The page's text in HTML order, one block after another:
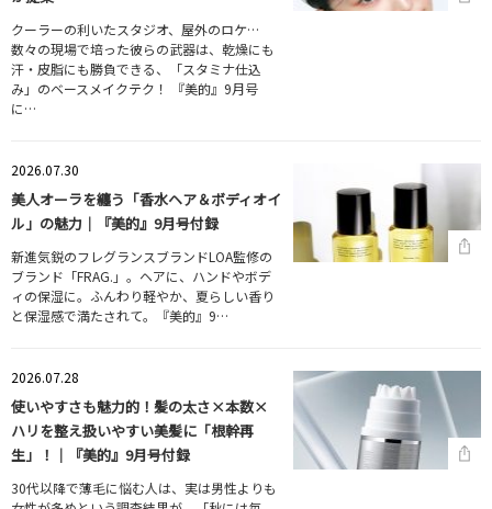
クーラーの利いたスタジオ、屋外のロケ…
数々の現場で培った彼らの武器は、乾燥にも
汗・皮脂にも勝負できる、「スタミナ仕込
み」のベースメイクテク！ 『美的』9月号
に…
2026.07.30
美人オーラを纏う「香水ヘア＆ボディオイ
ル」の魅力｜『美的』9月号付録
新進気鋭のフレグランスブランドLOA監修の
ブランド「FRAG.」。ヘアに、ハンドやボデ
ィの保湿に。ふんわり軽やか、夏らしい香り
と保湿感で満たされて。『美的』9…
2026.07.28
使いやすさも魅力的！髪の太さ×本数×
ハリを整え扱いやすい美髪に「根幹再
生」！｜『美的』9月号付録
30代以降で薄毛に悩む人は、実は男性よりも